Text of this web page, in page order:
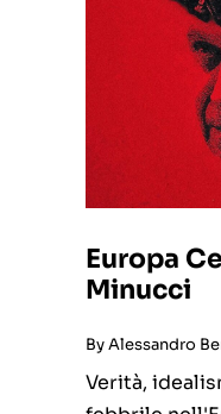
Europa
Minucci
ByAlessandro
Verità,